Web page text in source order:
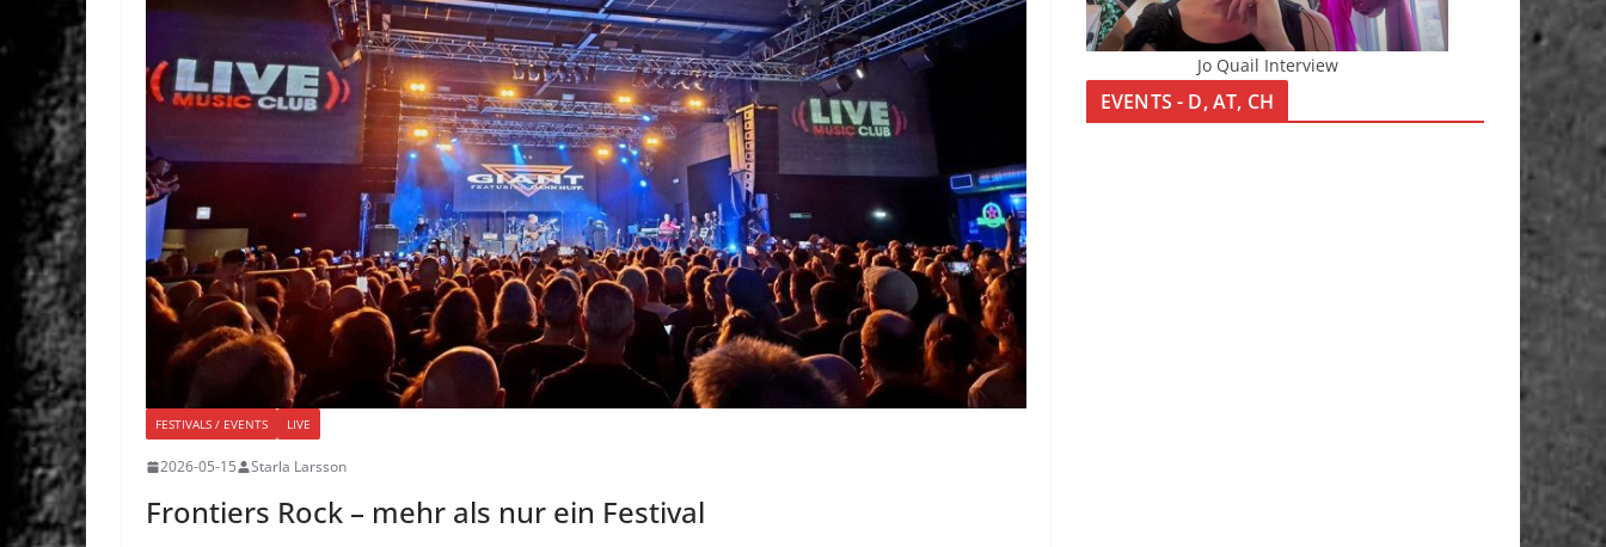
FESTIVALS / EVENTS LIVE
2026-05-15 Starla Larsson
Frontiers Rock – mehr als nur ein Festival
Jo Quail Interview
EVENTS - D, AT, CH